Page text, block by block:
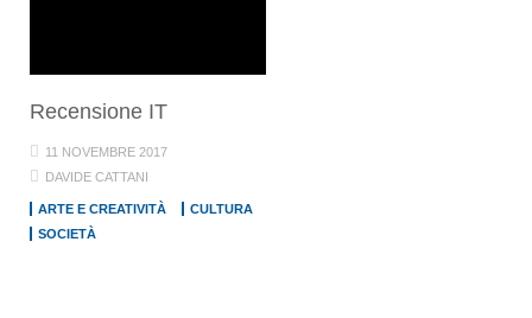
Recensione IT
11 NOVEMBRE 2017
DAVIDE CATTANI
ARTE E CREATIVITÀ
CULTURA
SOCIETÀ